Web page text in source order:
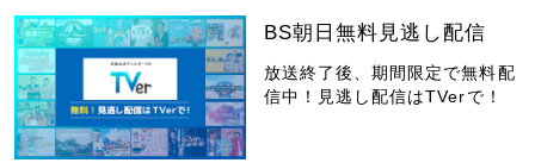
BS朝日無料見逃し配信
放送終了後、期間限定で無料配
信中！見逃し配信はTVerで！